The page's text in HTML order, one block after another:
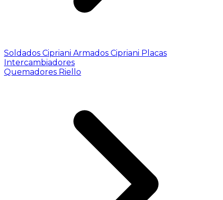
Soldados Cipriani Armados Cipriani Placas
Intercambiadores
Quemadores Riello